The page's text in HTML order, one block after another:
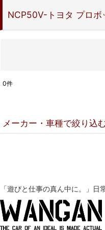
NCP50V-トヨタ プロボ
並び順
0件
メーカー・車種で絞り込
DA18W-スズキ エブリイワゴン
DA17V-スズキ エブリイ
「遊びと仕事の真ん中に。」 日